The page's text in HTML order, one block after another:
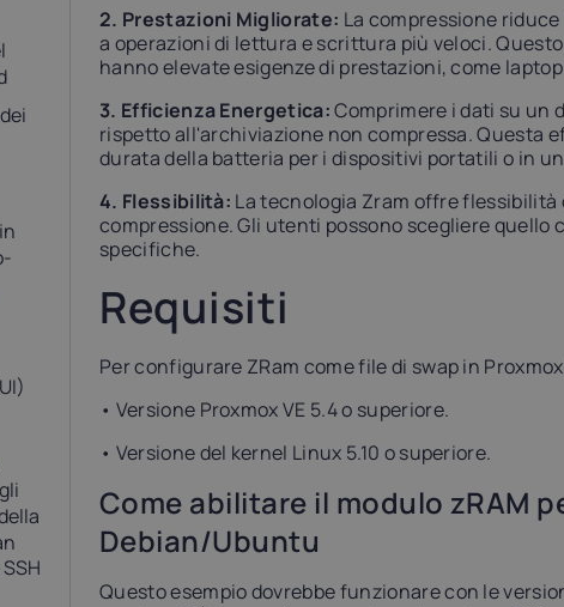
2. Prestazioni Migliorate: La compressione
a operazioni di lettura e scrittura più veloci.
hanno elevate esigenze di prestazioni, come
3. Efficienza Energetica:Comprimere i dati su un
rispetto all'archiviazione non compressa. Questa
durata della batteria per i dispositivi portatili o in
4. Flessibilità: La tecnologia Zram offre
compressione. Gli utenti possono scegliere quello
specifiche.
Requisiti
Per configurare ZRam come file di swap in
• Versione Proxmox VE 5.4 o superiore.
• Versione del kernel Linux 5.10 o superiore.
Come abilitare il modulo zRAM
Debian/Ubuntu
Questo esempio dovrebbe funzionare con le